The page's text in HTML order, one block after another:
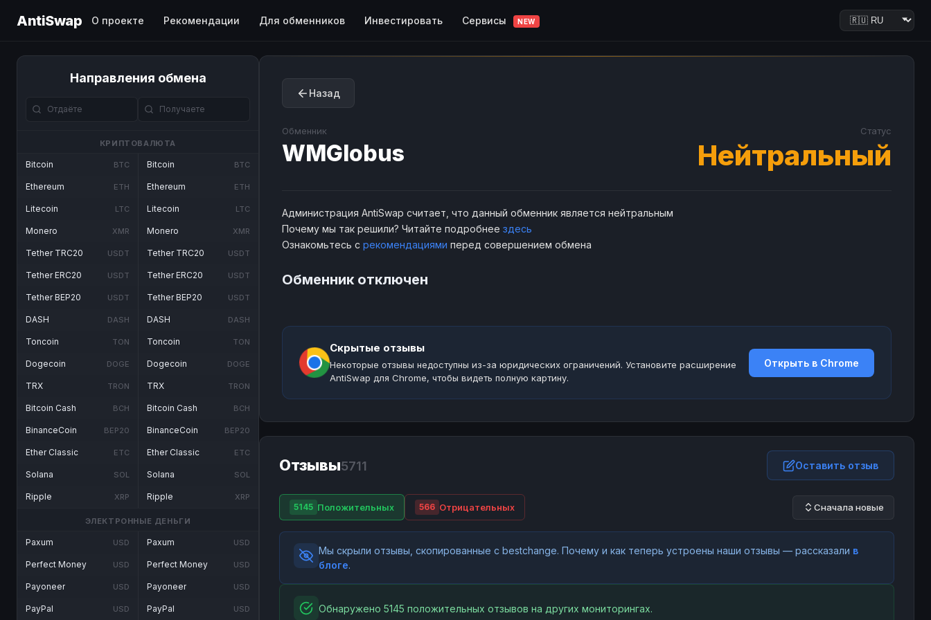
AntiSwap О проекте Рекомендации Для обменников Инвестировать Сервисы NEW
Направления обмена
КРИПТОВАЛЮТА
Bitcoin BTC
Ethereum ETH
Litecoin LTC
Monero XMR
Tether TRC20 USDT
Tether ERC20 USDT
Tether BEP20 USDT
DASH DASH
Toncoin TON
Dogecoin DOGE
TRX TRON
Bitcoin Cash BCH
BinanceCoin BEP20
Ether Classic ETC
Solana SOL
Ripple XRP
Bitcoin BTC
Ethereum ETH
Litecoin LTC
Monero XMR
Tether TRC20 USDT
Tether ERC20 USDT
Tether BEP20 USDT
DASH DASH
Toncoin TON
Dogecoin DOGE
TRX TRON
Bitcoin Cash BCH
BinanceCoin BEP20
Ether Classic ETC
Solana SOL
Ripple XRP
ЭЛЕКТРОННЫЕ ДЕНЬГИ
Paxum USD
Perfect Money USD
Payoneer USD
PayPal USD
Paxum USD
Perfect Money USD
Payoneer USD
PayPal USD
Назад
Обменник
WMGlobus
Статус
Нейтральный
Администрация AntiSwap считает, что данный обменник является нейтральным
Почему мы так решили? Читайте подробнее здесь
Ознакомьтесь с рекомендациями перед совершением обмена
Обменник отключен
Скрытые отзывы
Некоторые отзывы недоступны из-за юридических ограничений. Установите расширение
AntiSwap для Chrome, чтобы видеть полную картину.
Открыть в Chrome
Отзывы5711 Оставить отзыв
5145 Положительных 566 Отрицательных Сначала новые
Мы скрыли отзывы, скопированные с bestchange. Почему и как теперь устроены наши отзывы — рассказали в
блоге.
Обнаружено 5145 положительных отзывов на других мониторингах.